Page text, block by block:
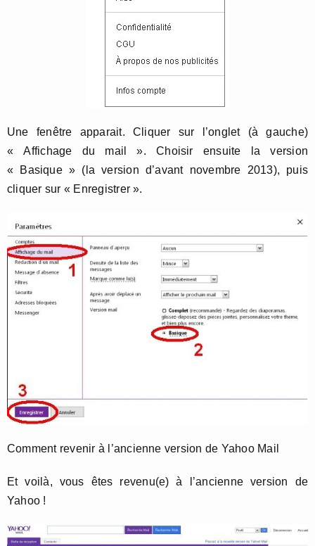
Une fenêtre apparait. Cliquer sur l’onglet (à gauche)
« Affichage du mail ». Choisir ensuite la version
« Basique » (la version d’avant novembre 2013), puis
cliquer sur « Enregistrer ».
Comment revenir à l’ancienne version de Yahoo Mail
Et voilà, vous êtes revenu(e) à l’ancienne version de
Yahoo !